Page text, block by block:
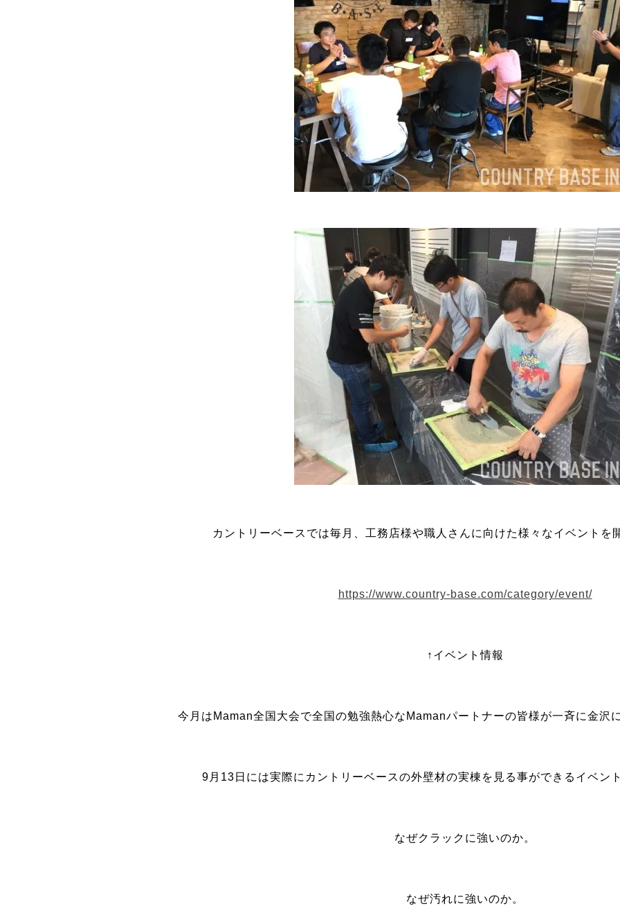
カントリーベースでは毎月、工務店様や職人さんに向けた様々なイベントを
https://www.country-base.com/category/event/
↑イベント情報
今月はMaman全国大会で全国の勉強熱心なMamanパートナーの皆様が一斉に金沢
9月13日には実際にカントリーベースの外壁材の実棟を見る事ができるイベン
なぜクラックに強いのか。
なぜ汚れに強いのか。